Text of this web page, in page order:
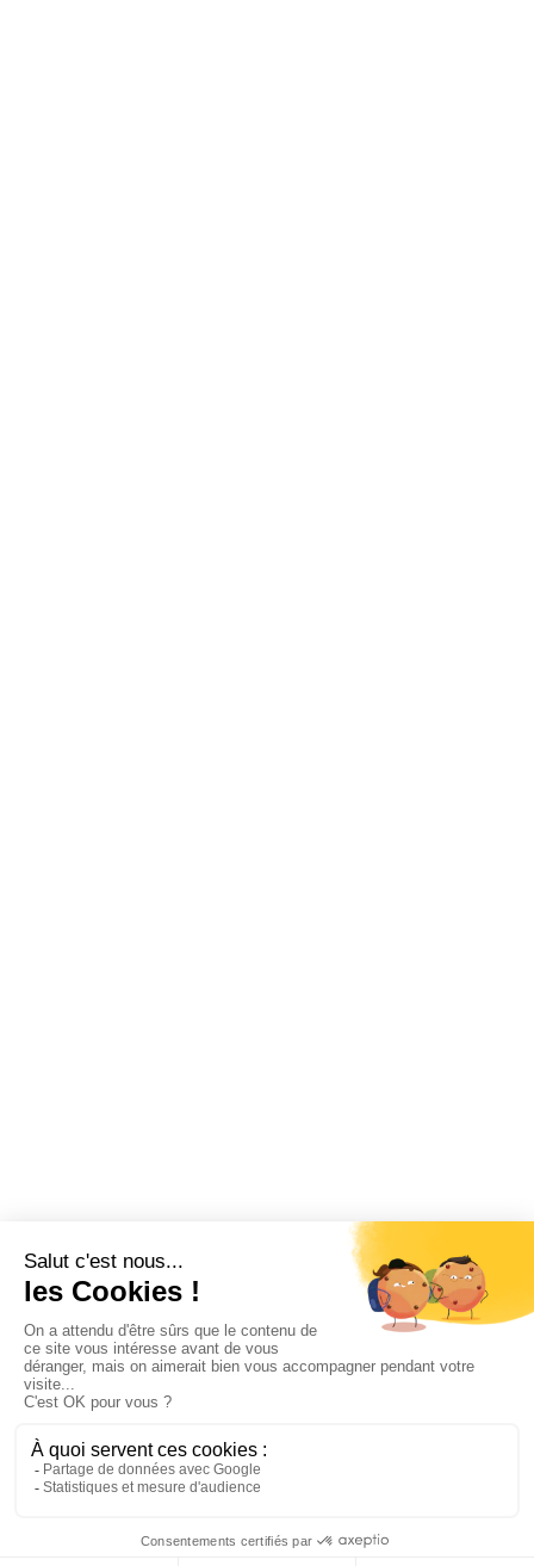
La plateforme tout-en-un pour les CSE
Swizy.fr
Ressources CSE
Mentions légalesPolitique de confidentialité